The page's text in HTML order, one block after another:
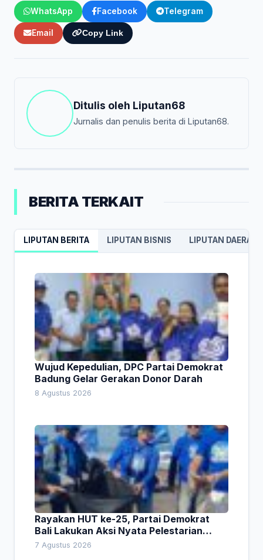
WhatsApp Facebook Telegram
Email Copy Link
Ditulis oleh Liputan68
Jurnalis dan penulis berita di Liputan68.
BERITA TERKAIT
LIPUTAN BERITA LIPUTAN BISNIS LIPUTAN DAERAH
Wujud Kepedulian, DPC Partai Demokrat
Badung Gelar Gerakan Donor Darah
8 Agustus 2026
Rayakan HUT ke-25, Partai Demokrat
Bali Lakukan Aksi Nyata Pelestarian
Lingkungan
7 Agustus 2026